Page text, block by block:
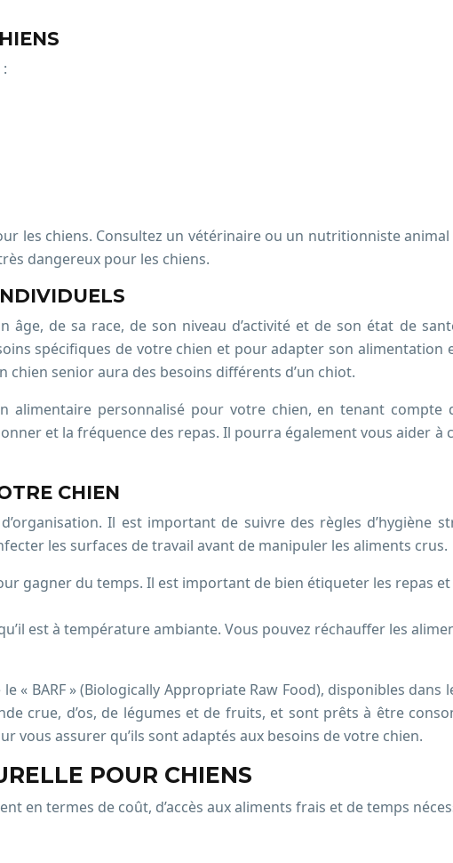
les chiens. Consultez un vétérinaire ou un nutritionniste
dangereux pour les chiens.
âge, de sa race, de son niveau d’activité et de son état de
spécifiques de votre chien et pour adapter son alimentation
chien senior aura des besoins différents d’un chiot.
personnalisé pour votre chien, en tenant compte
et la fréquence des repas. Il pourra également vous aider à
CHIEN
Il est important de suivre des règles d’hygiène
les surfaces de travail avant de manipuler les aliments crus.
gagner du temps. Il est important de bien étiqueter les repas
est à température ambiante. Vous pouvez réchauffer les
BARF » (Biologically Appropriate Raw Food), disponibles dans
crue, d’os, de légumes et de fruits, et sont prêts à être
assurer qu’ils sont adaptés aux besoins de votre chien.
POUR CHIENS
en termes de coût, d’accès aux aliments frais et de temps